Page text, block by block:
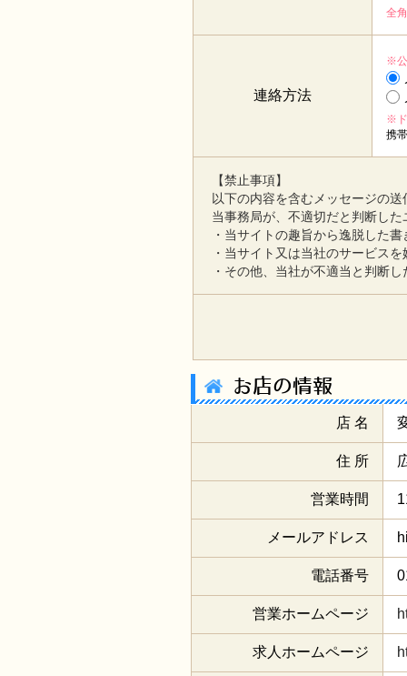
全
連絡方法
※公
※ド
携
【禁止事項】
以下の内容を含むメッセージの
当事務局が、不適切だと判断し
・当サイトの趣旨から逸脱した書
・当サイト又は当社のサービス
・その他、当社が不適当と判断
お店の情報
店 名
住 所
営業時間
メールアドレス
電話番号
営業ホームページ
求人ホームページ